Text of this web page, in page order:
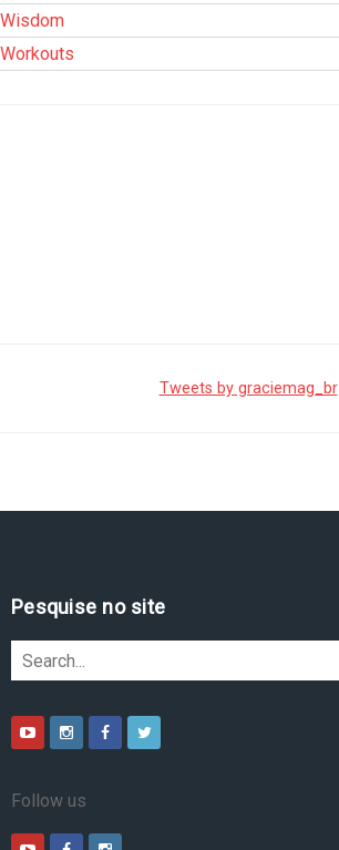
Wisdom
Workouts
Tweets by graciemag_br
Pesquise no site
Follow us